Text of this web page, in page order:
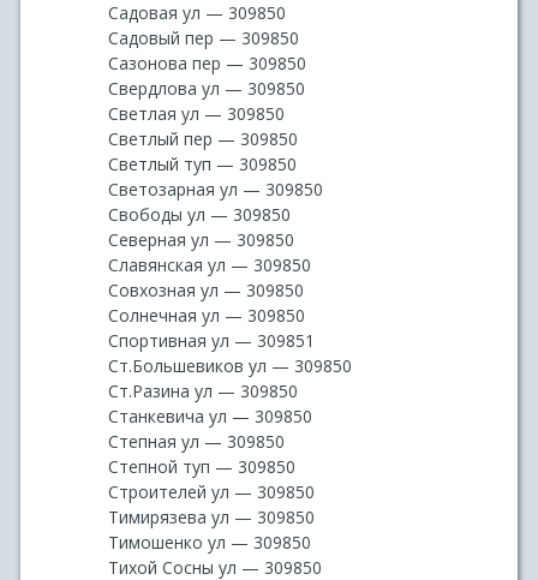
Садовая ул — 309850
Садовый пер — 309850
Сазонова пер — 309850
Свердлова ул — 309850
Светлая ул — 309850
Светлый пер — 309850
Светлый туп — 309850
Светозарная ул — 309850
Свободы ул — 309850
Северная ул — 309850
Славянская ул — 309850
Совхозная ул — 309850
Солнечная ул — 309850
Спортивная ул — 309851
Ст.Большевиков ул — 309850
Ст.Разина ул — 309850
Станкевича ул — 309850
Степная ул — 309850
Степной туп — 309850
Строителей ул — 309850
Тимирязева ул — 309850
Тимошенко ул — 309850
Тихой Сосны ул — 309850